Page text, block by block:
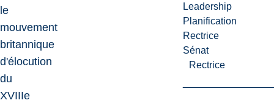
Leadership
Planification
Rectrice
Sénat
Rectrice
le
mouvement
britannique
d'élocution
du
XVIIIe